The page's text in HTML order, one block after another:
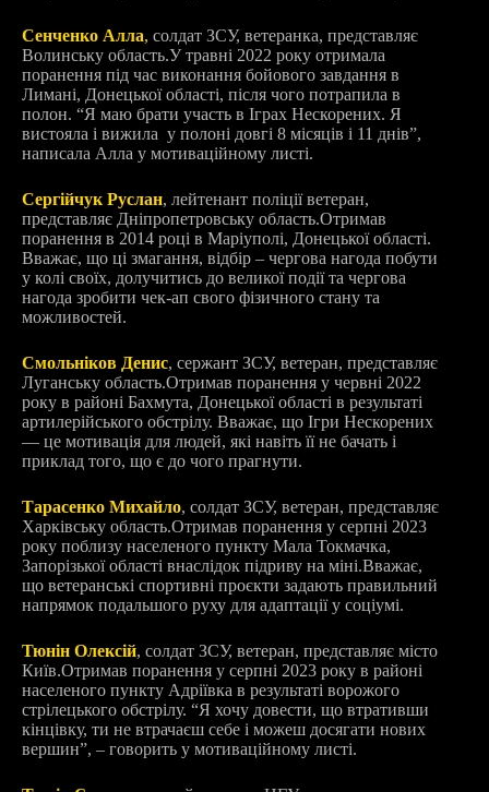
Сенченко Алла, солдат ЗСУ, ветеранка, представляє
Волинську область.У травні 2022 року отримала
поранення під час виконання бойового завдання в
Лимані, Донецької області, після чого потрапила в
полон. “Я маю брати участь в Іграх Нескорених. Я
вистояла і вижила у полоні довгі 8 місяців і 11 днів”,
написала Алла у мотиваційному листі.
Сергійчук Руслан, лейтенант поліції ветеран,
представляє Дніпропетровську область.Отримав
поранення в 2014 році в Маріуполі, Донецької області.
Вважає, що ці змагання, відбір – чергова нагода побути
у колі своїх, долучитись до великої події та чергова
нагода зробити чек-ап свого фізичного стану та
можливостей.
Смольніков Денис, сержант ЗСУ, ветеран, представляє
Луганську область.Отримав поранення у червні 2022
року в районі Бахмута, Донецької області в результаті
артилерійського обстрілу. Вважає, що Ігри Нескорених
— це мотивація для людей, які навіть її не бачать і
приклад того, що є до чого прагнути.
Тарасенко Михайло, солдат ЗСУ, ветеран, представляє
Харківську область.Отримав поранення у серпні 2023
року поблизу населеного пункту Мала Токмачка,
Запорізької області внаслідок підриву на міні.Вважає,
що ветеранські спортивні проєкти задають правильний
напрямок подальшого руху для адаптації у соціумі.
Тюнін Олексій, солдат ЗСУ, ветеран, представляє місто
Київ.Отримав поранення у серпні 2023 року в районі
населеного пункту Адріївка в результаті ворожого
стрілецького обстрілу. “Я хочу довести, що втративши
кінцівку, ти не втрачаєш себе і можеш досягати нових
вершин”, – говорить у мотиваційному листі.